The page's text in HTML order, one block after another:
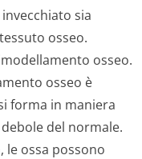
sia
osseo.
osseo.
osseo è
forma in maniera
del normale.
le ossa possono